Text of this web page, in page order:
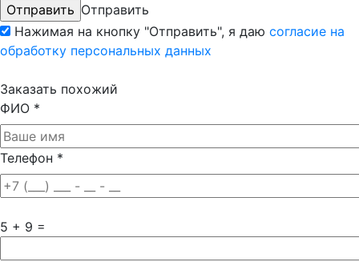
Отправить
Нажимая на кнопку "Отправить", я даю согласие на
обработку персональных данных
Заказать похожий
ФИО *
Телефон *
5 + 9 =